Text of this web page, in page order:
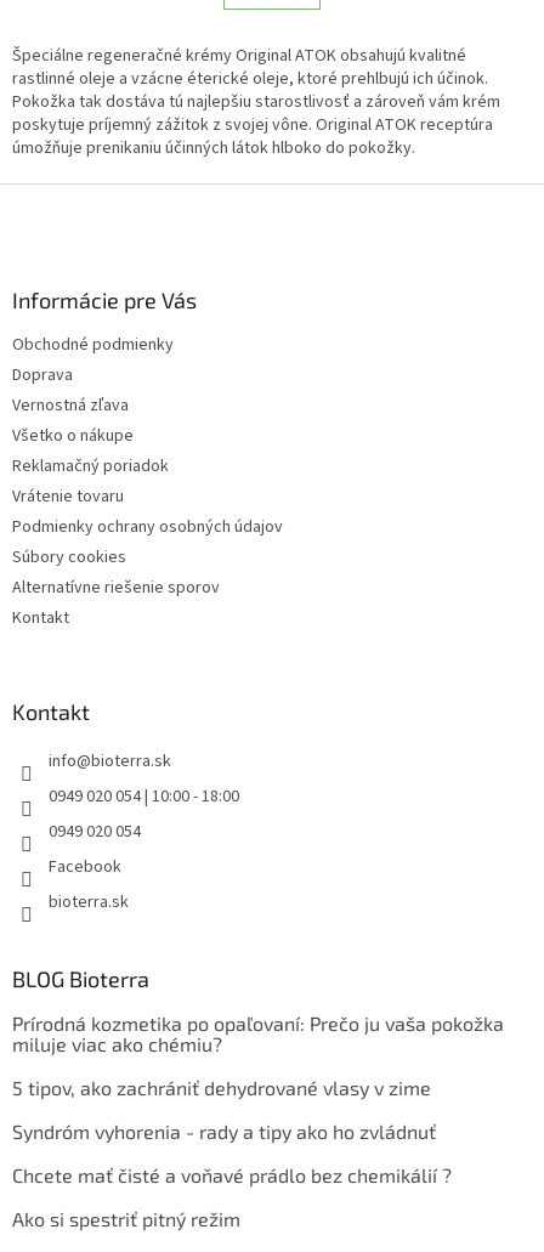
á
a
c
i
e
p
k
v
a
n
i
e
Špeciálne regeneračné krémy Original ATOK obsahujú kvalitné
rastlinné oleje a vzácne éterické oleje, ktoré prehlbujú ich účinok.
Pokožka tak dostáva tú najlepšiu starostlivosť a zároveň vám krém
poskytuje príjemný zážitok z svojej vône. Original ATOK receptúra
úmožňuje prenikaniu účinných látok hlboko do pokožky.
Informácie pre Vás
Obchodné podmienky
Doprava
Vernostná zľava
Všetko o nákupe
Reklamačný poriadok
Vrátenie tovaru
Podmienky ochrany osobných údajov
Súbory cookies
Alternatívne riešenie sporov
Kontakt
Kontakt
info@bioterra.sk
0949 020 054 | 10:00 - 18:00
0949 020 054
Facebook
bioterra.sk
BLOG Bioterra
Prírodná kozmetika po opaľovaní: Prečo ju vaša pokožka
miluje viac ako chémiu?
5 tipov, ako zachrániť dehydrované vlasy v zime
Syndróm vyhorenia - rady a tipy ako ho zvládnuť
Chcete mať čisté a voňavé prádlo bez chemikálií ?
Ako si spestriť pitný režim